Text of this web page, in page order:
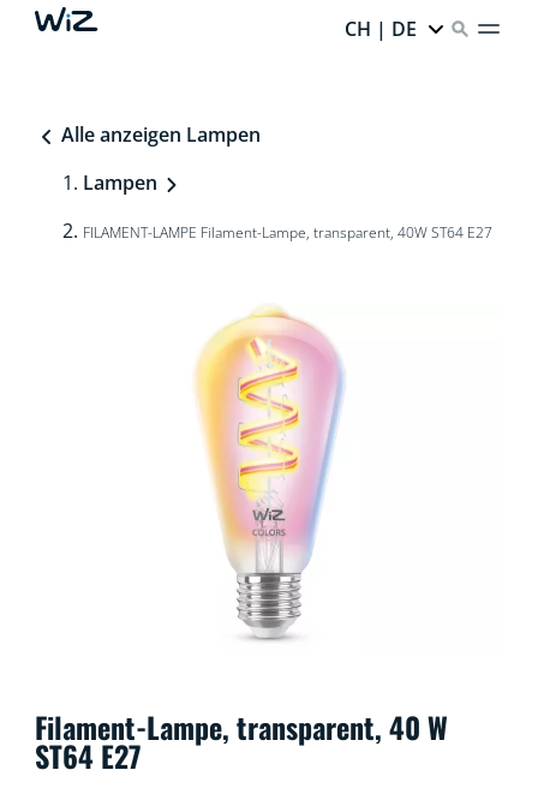
CH | DE
Alle anzeigen Lampen
Lampen
FILAMENT-LAMPE Filament-Lampe, transparent, 40W ST64 E27
Filament-Lampe, transparent, 40 W
ST64 E27